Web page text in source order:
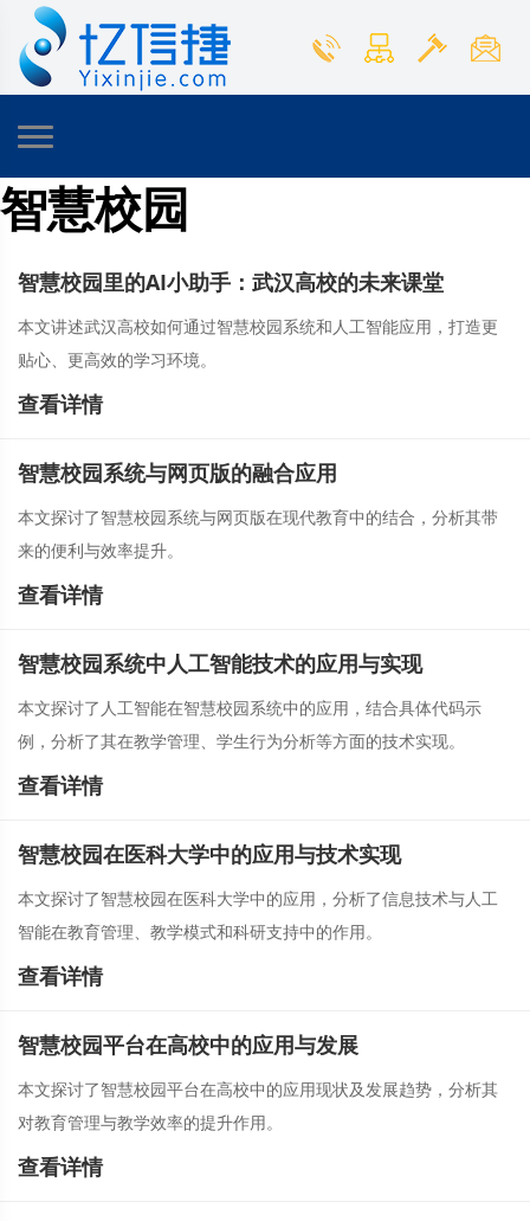
智慧校园
智慧校园里的AI小助手：武汉高校的未来课堂
本文讲述武汉高校如何通过智慧校园系统和人工智能应用，打造更
贴心、更高效的学习环境。
查看详情
智慧校园系统与网页版的融合应用
本文探讨了智慧校园系统与网页版在现代教育中的结合，分析其带
来的便利与效率提升。
查看详情
智慧校园系统中人工智能技术的应用与实现
本文探讨了人工智能在智慧校园系统中的应用，结合具体代码示
例，分析了其在教学管理、学生行为分析等方面的技术实现。
查看详情
智慧校园在医科大学中的应用与技术实现
本文探讨了智慧校园在医科大学中的应用，分析了信息技术与人工
智能在教育管理、教学模式和科研支持中的作用。
查看详情
智慧校园平台在高校中的应用与发展
本文探讨了智慧校园平台在高校中的应用现状及发展趋势，分析其
对教育管理与教学效率的提升作用。
查看详情